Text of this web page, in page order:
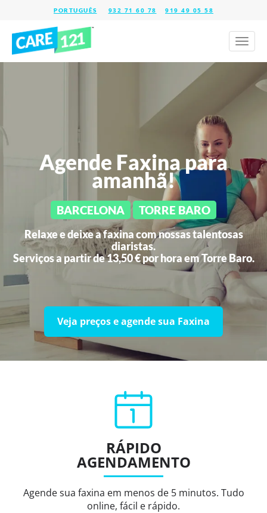
932 71 60 78 919 49 05 58
Toggle
Agende Faxina para
amanhã!
BARCELONA TORRE BARO
Relaxe e deixe a faxina com nossas talentosas
diaristas.
Serviços a partir de 13,50 € por hora emTorre Baro.
Veja preços e agende sua Faxina
RÁPIDO
AGENDAMENTO
Agende sua faxina em menos de 5 minutos. Tudo
online, fácil e rápido.